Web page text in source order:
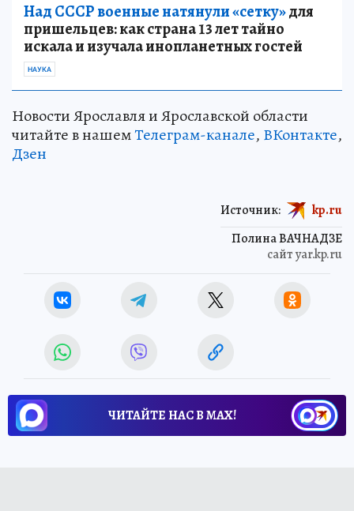
Над СССР военные натянули «сетку»для
пришельцев: как страна 13 лет тайно
искала и изучала инопланетных гостей
НАУКА
Новости Ярославля и Ярославской области
читайте в нашемТелеграм-канале, ВКонтакте,
Дзен
Полина ВАЧНАДЗЕ
сайт yar.kp.ru
Источник: kp.ru
ЧИТАЙТЕ НАС В МАХ!